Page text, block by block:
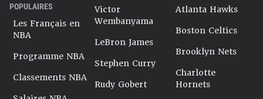
POPULAIRES
Les Français en
NBA
Programme NBA
Classements NBA
Victor
Wembanyama
LeBron James
Stephen Curry
Rudy Gobert
Atlanta Hawks
Boston Celtics
Brooklyn Nets
Charlotte
Hornets